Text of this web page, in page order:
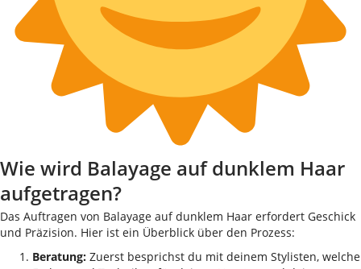
Wie wird Balayage auf dunklem Haar
aufgetragen?
Das Auftragen von Balayage auf dunklem Haar erfordert Geschick
und Präzision. Hier ist ein Überblick über den Prozess:
Beratung: Zuerst besprichst du mit deinem Stylisten, welche